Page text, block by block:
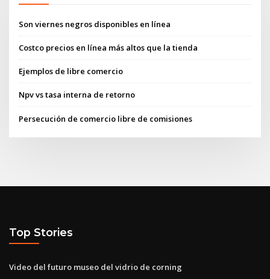
Son viernes negros disponibles en línea
Costco precios en línea más altos que la tienda
Ejemplos de libre comercio
Npv vs tasa interna de retorno
Persecución de comercio libre de comisiones
Top Stories
Video del futuro museo del vidrio de corning